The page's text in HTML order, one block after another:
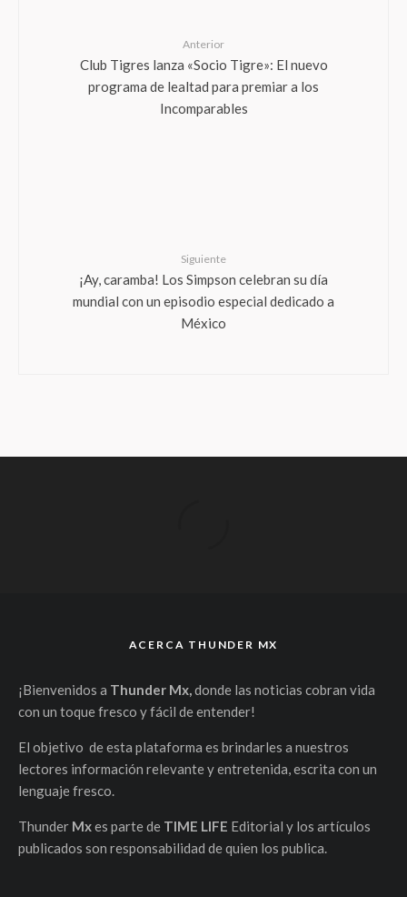
Anterior
Club Tigres lanza «Socio Tigre»: El nuevo
programa de lealtad para premiar a los
Incomparables
Siguiente
¡Ay, caramba! Los Simpson celebran su día
mundial con un episodio especial dedicado a
México
ACERCA THUNDER MX
¡Bienvenidos a Thunder Mx,donde las noticias cobran vida
con un toque fresco y fácil de entender!
El objetivo de esta plataforma es brindarles a nuestros
lectores información relevante y entretenida, escrita con un
lenguaje fresco.
Thunder Mxes parte de TIME LIFE Editorial y los artículos
publicados son responsabilidad de quien los publica.